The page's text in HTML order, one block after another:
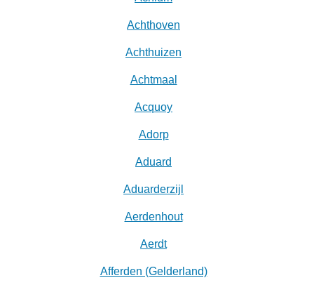
Achthoven
Achthuizen
Achtmaal
Acquoy
Adorp
Aduard
Aduarderzijl
Aerdenhout
Aerdt
Afferden (Gelderland)